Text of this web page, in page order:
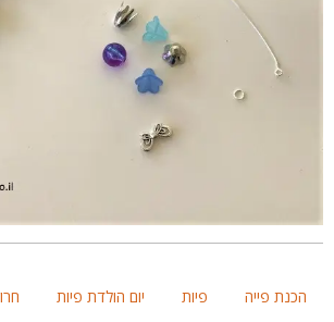
הכנת פייה פיות יום הולדת פיות חרוזים